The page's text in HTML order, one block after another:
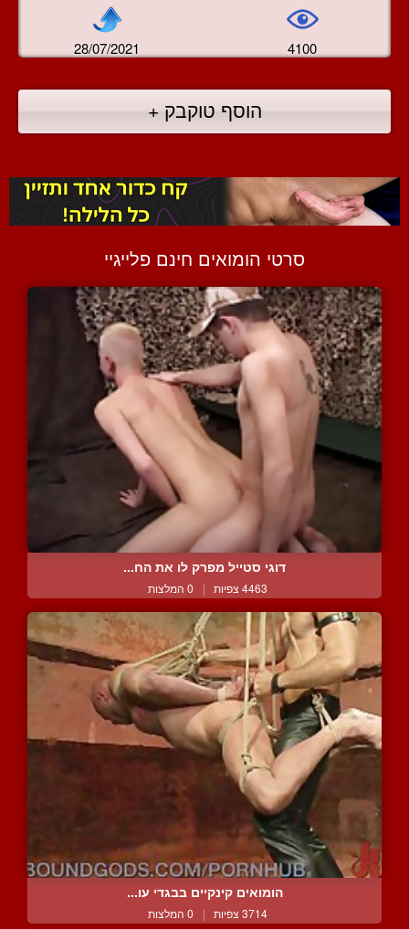
28/07/2021 4100
הוסף טוקבק +
סרטי הומואים חינם פלייגיי
דוגי סטייל מפרק לו את הח...
4463 צפיות | 0 המלצות
הומואים קינקיים בבגדי עו...
3714 צפיות | 0 המלצות